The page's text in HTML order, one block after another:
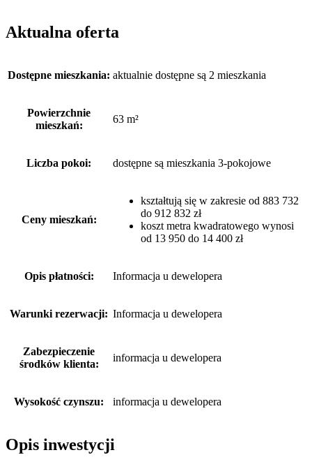
Aktualna oferta
Dostępne mieszkania: aktualnie dostępne są 2 mieszkania
Powierzchnie
mieszkań:
63 m²
Liczba pokoi: dostępne są mieszkania 3-pokojowe
Ceny mieszkań:
kształtują się w zakresie od 883 732
do 912 832 zł
koszt metra kwadratowego wynosi
od 13 950 do 14 400 zł
Opis płatności: Informacja u dewelopera
Warunki rezerwacji: Informacja u dewelopera
Zabezpieczenie
środków klienta:
informacja u dewelopera
Wysokość czynszu: informacja u dewelopera
Opis inwestycji